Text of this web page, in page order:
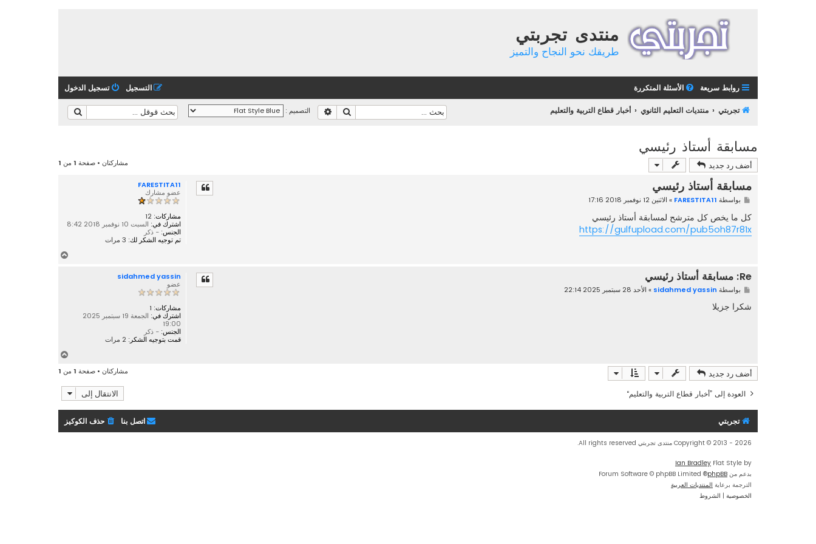
منتدى تجربتي
طريقك نحو النجاح والتميز
روابط سريعة الأسئلة المتكررة تسجيل الدخول التسجيل
تجربتي منتديات التعليم الثانوي أخبار قطاع التربية والتعليم التصميم : بحث بحث متقدم
مسابقة أستاذ رئيسي
أضف رد جديد مشاركتان • صفحة 1 من 1
FARESTITA11
عضو مشارك
مشاركات: 12
اشترك في: السبت 10 نوفمبر 2018 8:42
الجنس: - ذكر
تم توجيه الشكر لك: 3 مرات
مسابقة أستاذ رئيسي
م
ر
ك
ة
بواسطة FARESTITA11
» الاثنين 12 نوفمبر 2018 17:16
كل ما يخص كل مترشح لمسابقة أستاذ رئيسي
https://gulfupload.com/pub5oh87r81x
sidahmed yassin
عضو
مشاركات: 1
اشترك في:
الجمعة 19 سبتمبر 2025
19:00
الجنس: - ذكر
قمت بتوجيه الشكر: 2 مرات
Re: مسابقة أستاذ رئيسي
م
ا
ر
بواسطة sidahmed yassin
» الأحد 28 سبتمبر 2025 22:14
شكرا جزيلا
أضف رد جديد مشاركتان • صفحة 1 من 1
العودة إلى ”أخبار قطاع التربية والتعليم“ الانتقال إلى
تجربتي حذف الكوكيز اتصل بنا
Copyright © 2013 - 2026 منتدى تجربتي All rights reserved.
Flat Style by
Ian Bradley
بدعم من phpBB
® Forum Software © phpBB Limited
الترجمة برعاية المنتديات العربية
الخصوصية | الشروط